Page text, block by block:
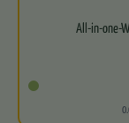
All-in-one-